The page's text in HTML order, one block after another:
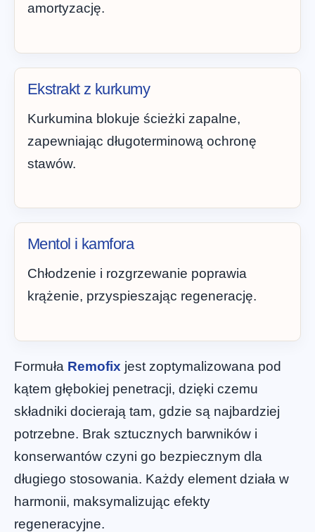
amortyzację.
Ekstrakt z kurkumy
Kurkumina blokuje ścieżki zapalne,
zapewniając długoterminową ochronę
stawów.
Mentol i kamfora
Chłodzenie i rozgrzewanie poprawia
krążenie, przyspieszając regenerację.
Formuła Remofix jest zoptymalizowana pod
kątem głębokiej penetracji, dzięki czemu
składniki docierają tam, gdzie są najbardziej
potrzebne. Brak sztucznych barwników i
konserwantów czyni go bezpiecznym dla
długiego stosowania. Każdy element działa w
harmonii, maksymalizując efekty
regeneracyjne.